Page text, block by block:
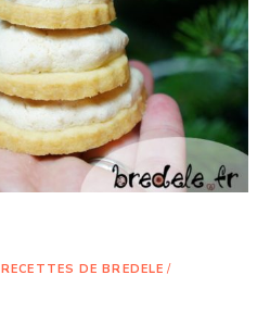
RECETTES DE BREDELE /